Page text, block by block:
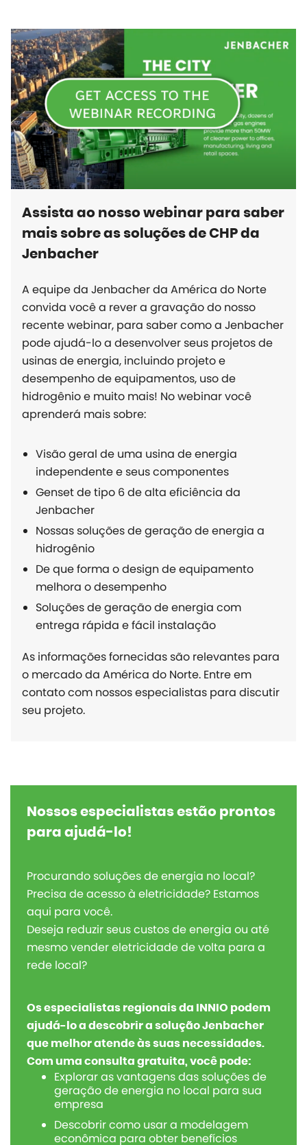
Assista ao nosso webinar para saber
mais sobre as soluções de CHP da
Jenbacher
A equipe da Jenbacher da América do Norte
convida você a rever a gravação do nosso
recente webinar, para saber como a Jenbacher
pode ajudá-lo a desenvolver seus projetos de
usinas de energia, incluindo projeto e
desempenho de equipamentos, uso de
hidrogênio e muito mais! No webinar você
aprenderá mais sobre:
Visão geral de uma usina de energia
independente e seus componentes
Genset de tipo 6 de alta eficiência da
Jenbacher
Nossas soluções de geração de energia a
hidrogênio
De que forma o design de equipamento
melhora o desempenho
Soluções de geração de energia com
entrega rápida e fácil instalação
As informações fornecidas são relevantes para
o mercado da América do Norte. Entre em
contato com nossos especialistas para discutir
seu projeto.
Nossos especialistas estão prontos
para ajudá-lo!
Procurando soluções de energia no local?
Precisa de acesso à eletricidade? Estamos
aqui para você.
Deseja reduzir seus custos de energia ou até
mesmo vender eletricidade de volta para a
rede local?
Os especialistas regionais da INNIO podem
ajudá-lo a descobrir a solução Jenbacher
que melhor atende às suas necessidades.
Com uma consulta gratuita, você pode:
Explorar as vantagens das soluções de
geração de energia no local para sua
empresa
Descobrir como usar a modelagem
econômica para obter benefícios